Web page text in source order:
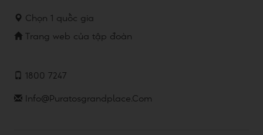
Chọn 1 quốc gia
Trang web của tập đoàn
1800 7247
Info@puratosgrandplace.com